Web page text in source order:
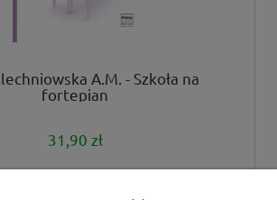
A.M. - Szkoła na
fortepian
31,90 zł